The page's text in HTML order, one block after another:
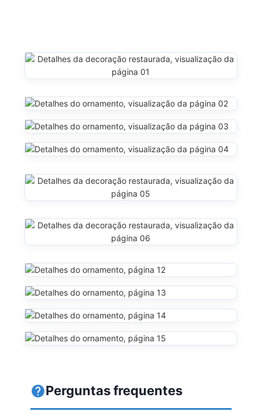
Perguntas frequentes